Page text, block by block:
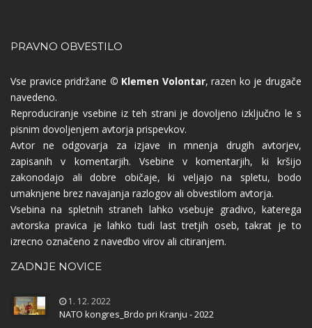
PRAVNO OBVESTILO
Vse pravice pridržane © Klemen Volontar, razen ko je drugače
navedeno.
Reproduciranje vsebine iz teh strani je dovoljeno izključno le s
pisnim dovoljenjem avtorja prispevkov.
Avtor ne odgovarja za izjave in mnenja drugih avtorjev,
zapisanih v komentarjih. Vsebine v komentarjih, ki kršijo
zakonodajo ali dobre običaje, ki veljajo na spletu, bodo
umaknjene brez navajanja razlogov ali obvestilom avtorja.
Vsebina na spletnih straneh lahko vsebuje gradivo, katerega
avtorska pravica je lahko tudi last tretjih oseb, takrat je to
izrecno označeno z navedbo virov ali citiranjem.
ZADNJE NOVICE
1. 12. 2022
NATO kongres_Brdo pri Kranju - 2022